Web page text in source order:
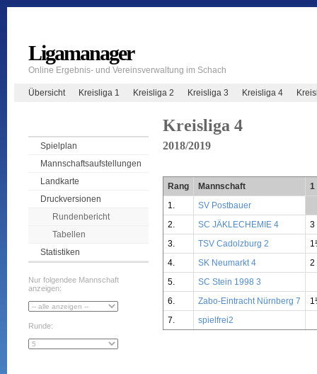
Ligamanager
Online Ergebnis- und Vereinsverwaltung im Schach
Übersicht Kreisliga 1 Kreisliga 2 Kreisliga 3 Kreisliga 4
Spielplan
Mannschaftsaufstellungen
Landkarte
Druckversionen
Rundenbericht
Tabellen
Statistiken
Nur folgendee Mannschaft
anzeigen:
Runde:
Kreisliga 4
2018/2019
Rang Mannschaft
1
1.
SV Postbauer
2.
SC JÄKLECHEMIE 4
3
3.
TSV Cadolzburg 2
4.
SK Neumarkt 4
2
5.
SC Stein 1998 3
6.
Zabo-Eintracht Nürnberg 7
7.
spielfrei2